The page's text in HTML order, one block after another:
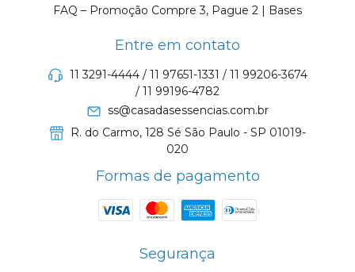
FAQ – Promoção Compre 3, Pague 2 | Bases
Entre em contato
11 3291-4444 / 11 97651-1331 / 11 99206-3674
/ 11 99196-4782
ss@casadasessencias.com.br
R. do Carmo, 128 Sé São Paulo - SP 01019-
020
Formas de pagamento
Segurança